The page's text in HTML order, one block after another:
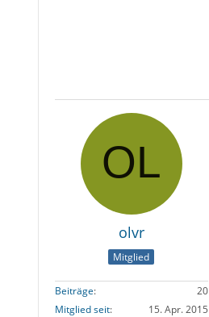
olvr
Mitglied
Beiträge
20
Mitglied seit
15. Apr. 2015